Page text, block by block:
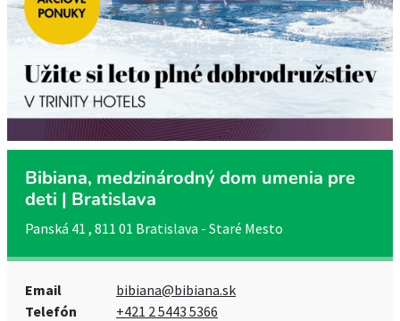
Bibiana, medzinárodný dom umenia pre
deti | Bratislava
Panská 41 , 811 01 Bratislava - Staré Mesto
Email
bibiana@bibiana.sk
Telefón
+421 2 5443 5366